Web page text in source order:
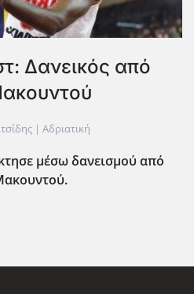
Δανεικός από
| Αδριατική
μέσω δανεισμού από